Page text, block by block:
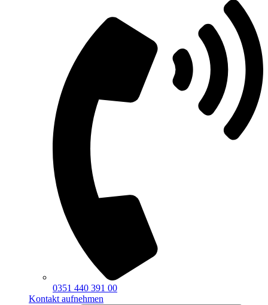
0351 440 391 00
Kontakt aufnehmen